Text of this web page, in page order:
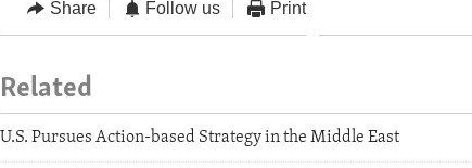
Share Follow us Print
Related
U.S. Pursues Action-based Strategy in the Middle East